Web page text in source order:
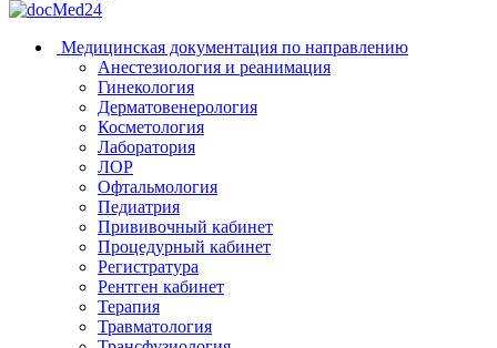
Медицинская документация по направлению
Анестезиология и реанимация
Гинекология
Дерматовенерология
Косметология
Лаборатория
ЛОР
Офтальмология
Педиатрия
Прививочный кабинет
Процедурный кабинет
Регистратура
Рентген кабинет
Терапия
Травматология